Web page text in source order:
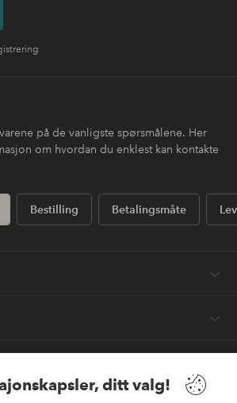
ditt valg!
på de vanligste spørsmålene. Her
om hvordan du enklest kan kontakte
Bestilling Betalingsmåte